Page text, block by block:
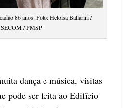
86 anos. Foto: Heloisa Ballarini /
SECOM / PMSP
dança e música, visitas
pode ser feita ao Edifício